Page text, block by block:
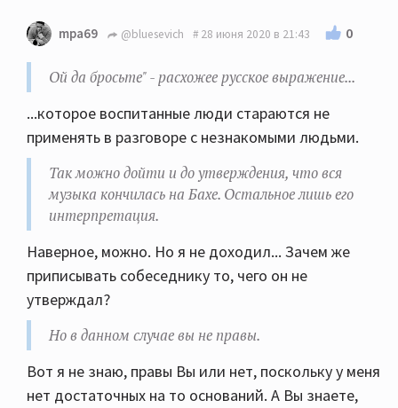
"Ой да бросьте" - расхожее русское выражение,
означающее не принимать всё так серьёзно или "вы
не совсем правы".
Влияния семи (двенадцати, как утверждают профи)
нот на творчество и похожесть произведений я
конечно отрицать не буду. Но в данном случае вы не
правы. Так можно дойти и до утверждения, что вся
музыка кончилась на Бахе. Остальное лишь его
интерпретация.
mpa69 @bluesevich 28 июня 2020 в 21:43 0
Ой да бросьте" - расхожее русское выражение...
...которое воспитанные люди стараются не
применять в разговоре с незнакомыми людьми.
Так можно дойти и до утверждения, что вся
музыка кончилась на Бахе. Остальное лишь его
интерпретация.
Наверное, можно. Но я не доходил... Зачем же
приписывать собеседнику то, чего он не
утверждал?
Но в данном случае вы не правы.
Вот я не знаю, правы Вы или нет, поскольку у меня
нет достаточных на то оснований. А Вы знаете,